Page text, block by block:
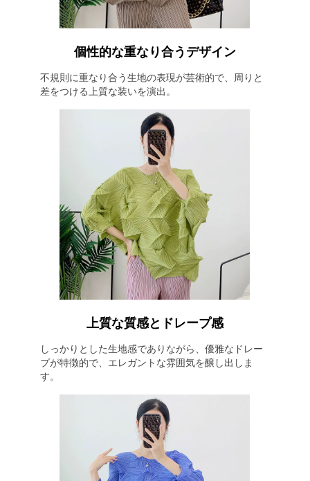
個性的な重なり合うデザイン
不規則に重なり合う生地の表現が芸術的で、周りと
差をつける上質な装いを演出。
上質な質感とドレープ感
しっかりとした生地感でありながら、優雅なドレー
プが特徴的で、エレガントな雰囲気を醸し出しま
す。